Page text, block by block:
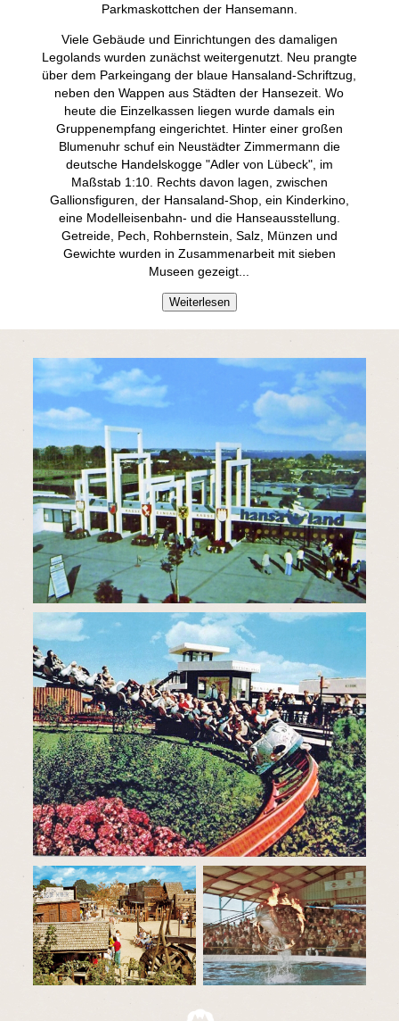
Parkmaskottchen der Hansemann.
Viele Gebäude und Einrichtungen des damaligen
Legolands wurden zunächst weitergenutzt. Neu prangte
über dem Parkeingang der blaue Hansaland-Schriftzug,
neben den Wappen aus Städten der Hansezeit. Wo
heute die Einzelkassen liegen wurde damals ein
Gruppenempfang eingerichtet. Hinter einer großen
Blumenuhr schuf ein Neustädter Zimmermann die
deutsche Handelskogge "Adler von Lübeck", im
Maßstab 1:10. Rechts davon lagen, zwischen
Gallionsfiguren, der Hansaland-Shop, ein Kinderkino,
eine Modelleisenbahn- und die Hanseausstellung.
Getreide, Pech, Rohbernstein, Salz, Münzen und
Gewichte wurden in Zusammenarbeit mit sieben
Museen gezeigt.
Weiterlesen